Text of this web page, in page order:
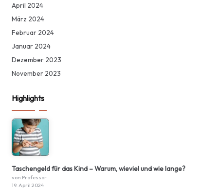
April 2024
März 2024
Februar 2024
Januar 2024
Dezember 2023
November 2023
Highlights
Taschengeld für das Kind – Warum, wieviel und wie lange?
von Professor
19. April 2024